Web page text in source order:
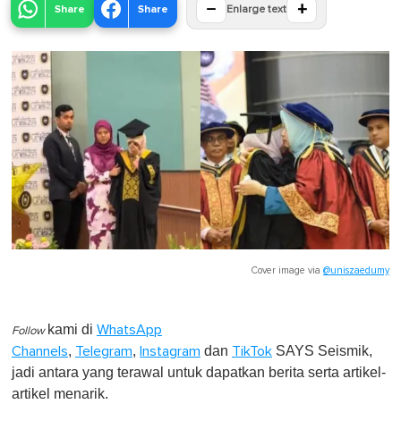
Share Share − Enlarge text +
Cover image via @uniszaedumy
Follow kami di WhatsApp
Channels, Telegram, Instagram dan TikTok SAYS Seismik,
jadi antara yang terawal untuk dapatkan berita serta artikel-
artikel menarik.